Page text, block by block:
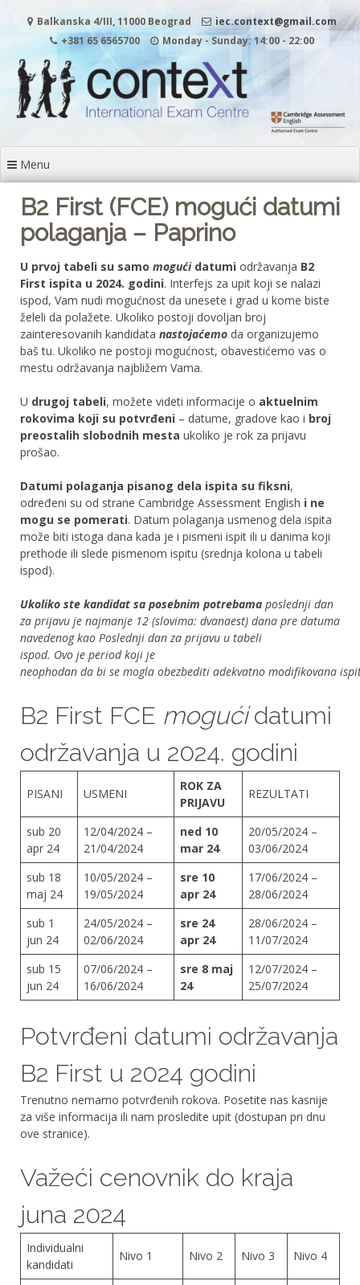
Balkanska 4/III, 11000 Beograd
iec.context@gmail.com
+381 65 6565700
Monday - Sunday: 14:00 - 22:00
Menu
B2 First (FCE) mogući datumi
polaganja – Paprino
U prvoj tabeli su samo mogućidatumi održavanja B2
First ispita u 2024. godini. Interfejs za upit koji se nalazi
ispod, Vam nudi mogućnost da unesete i grad u kome biste
želeli da polažete. Ukoliko postoji dovoljan broj
zainteresovanih kandidata nastojaćemo da organizujemo
baš tu. Ukoliko ne postoji mogućnost, obavestićemo vas o
mestu održavanja najbližem Vama.
U drugoj tabeli, možete videti informacije o aktuelnim
rokovima koji su potvrđeni – datume, gradove kao i broj
preostalih slobodnih mesta ukoliko je rok za prijavu
prošao.
Datumi polaganja pisanog dela ispita su fiksni,
određeni su od strane Cambridge Assessment English i ne
mogu se pomerati. Datum polaganja usmenog dela ispita
može biti istoga dana kada je i pismeni ispit ili u danima koji
prethode ili slede pismenom ispitu (srednja kolona u tabeli
ispod).
Ukoliko ste kandidat sa posebnim potrebama poslednji dan
za prijavu je najmanje 12 (slovima: dvanaest) dana pre datuma
navedenog kao Poslednji dan za prijavu u tabeli
ispod. Ovo je period koji je
neophodan da bi se mogla obezbediti adekvatno modifikovana
B2 First FCE mogućidatumi
održavanja u 2024. godini
PISANI USMENI
ROK ZA
PRIJAVU
REZULTATI
sub 20
apr 24
12/04/2024 –
21/04/2024
ned 10
mar 24
20/05/2024 –
03/06/2024
sub 18
maj 24
10/05/2024 –
19/05/2024
sre 10
apr 24
17/06/2024 –
28/06/2024
sub 1
jun 24
24/05/2024 –
02/06/2024
sre 24
apr 24
28/06/2024 –
11/07/2024
sub 15
jun 24
07/06/2024 –
16/06/2024
sre 8 maj
24
12/07/2024 –
25/07/2024
Potvrđeni datumi održavanja
B2 First u 2024 godini
Trenutno nemamo potvrđenih rokova. Posetite nas kasnije
za više informacija ili nam prosledite upit (dostupan pri dnu
ove stranice).
Važeći cenovnik do kraja
juna 2024
Individualni
kandidati
Nivo 1 Nivo 2 Nivo 3 Nivo 4